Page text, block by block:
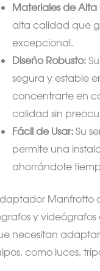
Materiales de
alta calidad que
excepcional.
Diseño Robusto:
segura y estable
concentrarte en
calidad sin
Fácil de Usar:Su
permite una
ahorrándote
Manfrotto
y videógrafos
necesitan
como luces,